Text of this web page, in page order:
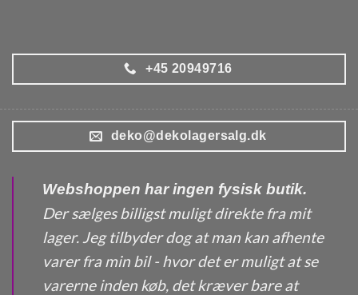
+45 20949716
deko@dekolagersalg.dk
Webshoppen har ingen fysisk butik.
Der sælges billigst muligt direkte fra mit
lager. Jeg tilbyder dog at man kan afhente
varer fra min bil - hvor det er muligt at se
varerne inden køb, det kræver bare at